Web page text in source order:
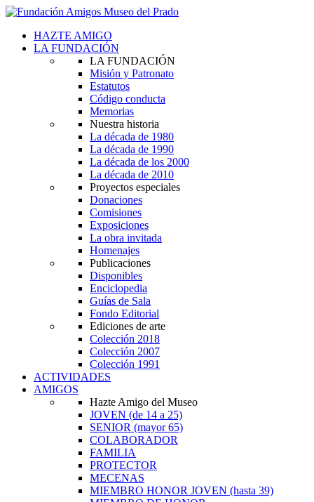
HAZTE AMIGO
LA FUNDACIÓN
LA FUNDACIÓN
Misión y Patronato
Estatutos
Código conducta
Memorias
Nuestra historia
La década de 1980
La década de 1990
La década de los 2000
La década de 2010
Proyectos especiales
Donaciones
Comisiones
Exposiciones
La obra invitada
Homenajes
Publicaciones
Disponibles
Enciclopedia
Guías de Sala
Fondo Editorial
Ediciones de arte
Colección 2018
Colección 2007
Colección 1991
ACTIVIDADES
AMIGOS
Hazte Amigo del Museo
JOVEN (de 14 a 25)
SENIOR (mayor 65)
COLABORADOR
FAMILIA
PROTECTOR
MECENAS
MIEMBRO HONOR JOVEN (hasta 39)